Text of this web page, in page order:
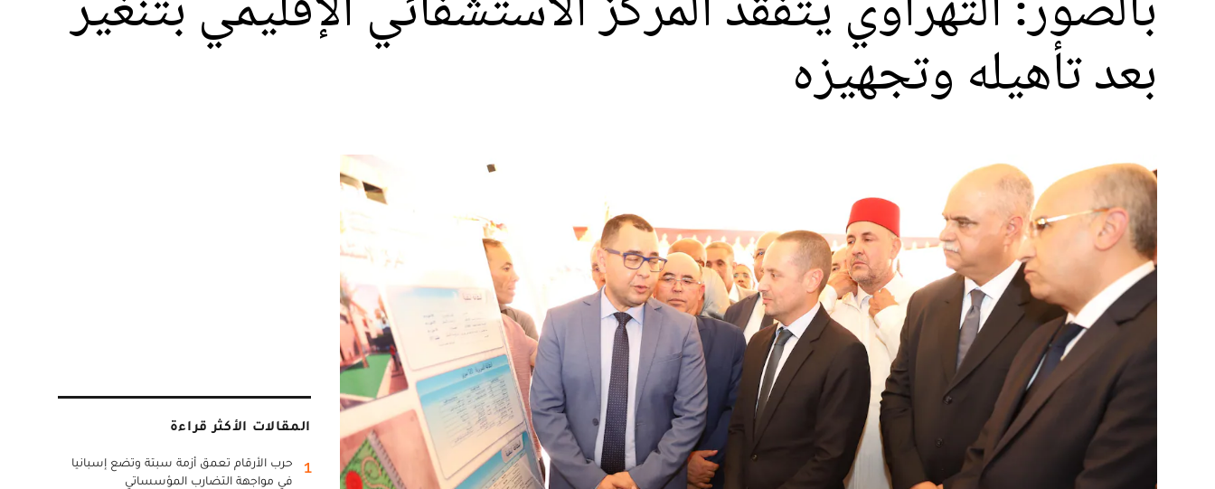
بعد تأهيله وتجهيزه
المقالات الأكثر قراءة
1
حرب الأرقام تعمق أزمة سبتة وتضع إسبانيا
في مواجهة التضارب المؤسساتي